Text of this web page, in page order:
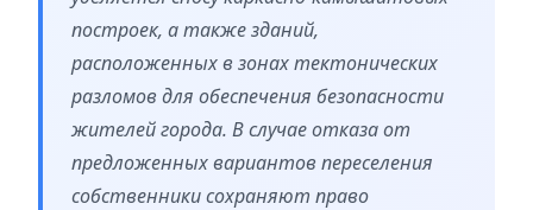
построек, а также зданий,
расположенных в зонах тектонических
разломов для обеспечения безопасности
жителей города. В случае отказа от
предложенных вариантов переселения
собственники сохраняют право